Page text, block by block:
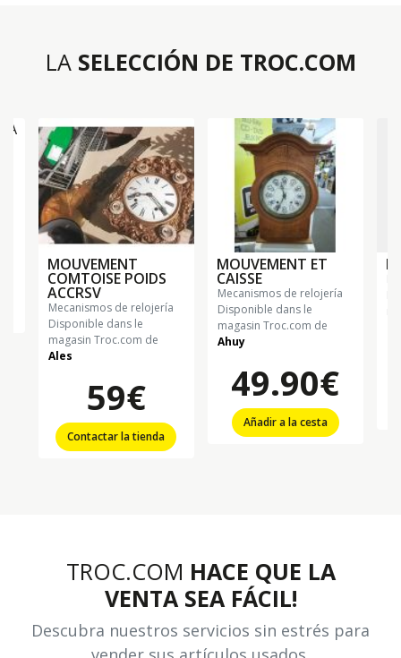
LA SELECCIÓN DE TROC.COM
MOUVEMENT
COMTOISE POIDS
ACCRSV
mecanismos de relojería
Disponible dans le
magasin Troc.com de
Ales
59€
Contactar la tienda
MOUVEMENT ET
CAISSE
mecanismos de relojería
Disponible dans le
magasin Troc.com de
Ahuy
49.90€
Añadir a la cesta
TROC.COM HACE QUE LA
VENTA SEA FÁCIL!
Descubra nuestros servicios sin estrés para